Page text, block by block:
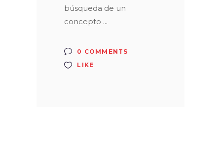
búsqueda de un
concepto
0 COMMENTS
LIKE